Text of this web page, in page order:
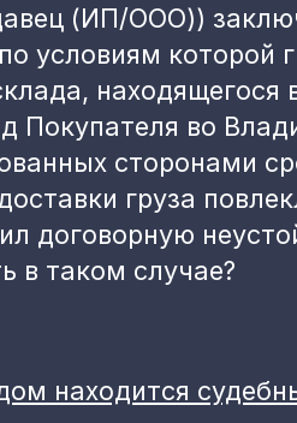
(ИП/ООО))
условиям которой
находящегося
Покупателя во
сторонами
груза
договорную
в таком случае?